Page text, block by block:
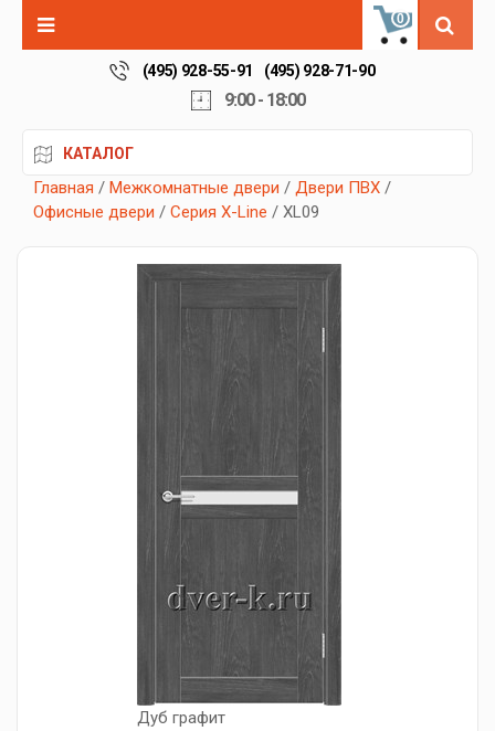
0
(495) 928-55-91 (495) 928-71-90
9:00 - 18:00
КАТАЛОГ
Главная / Межкомнатные двери / Двери ПВХ /
Офисные двери / Серия X-Line / XL09
Дуб графит